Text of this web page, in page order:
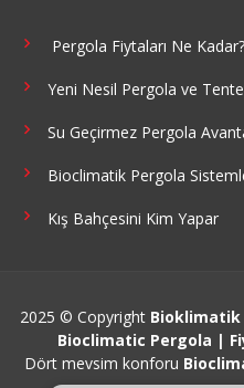
Pergola Fiytaları Ne Kadar?
Yeni Nesil Pergola ve Tente
Su Geçirmez Pergola
Bioclimatik Pergola
Kış Bahçesini Kim Yapar
2025 © Copyright Bioklimatik
Bioclimatic Pergola |
Dört mevsim konforu